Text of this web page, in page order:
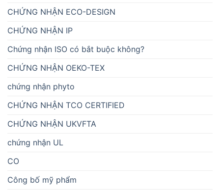
CHỨNG NHẬN ECO-DESIGN
CHỨNG NHẬN IP
Chứng nhận ISO có bắt buộc không?
CHỨNG NHẬN OEKO-TEX
chứng nhận phyto
CHỨNG NHẬN TCO CERTIFIED
CHỨNG NHẬN UKVFTA
chứng nhận UL
CO
Công bố mỹ phẩm